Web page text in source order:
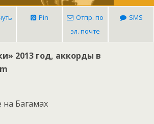
Pin
Отпр. по
эл. почте
SMS
2013 год, аккорды в
на Багамах